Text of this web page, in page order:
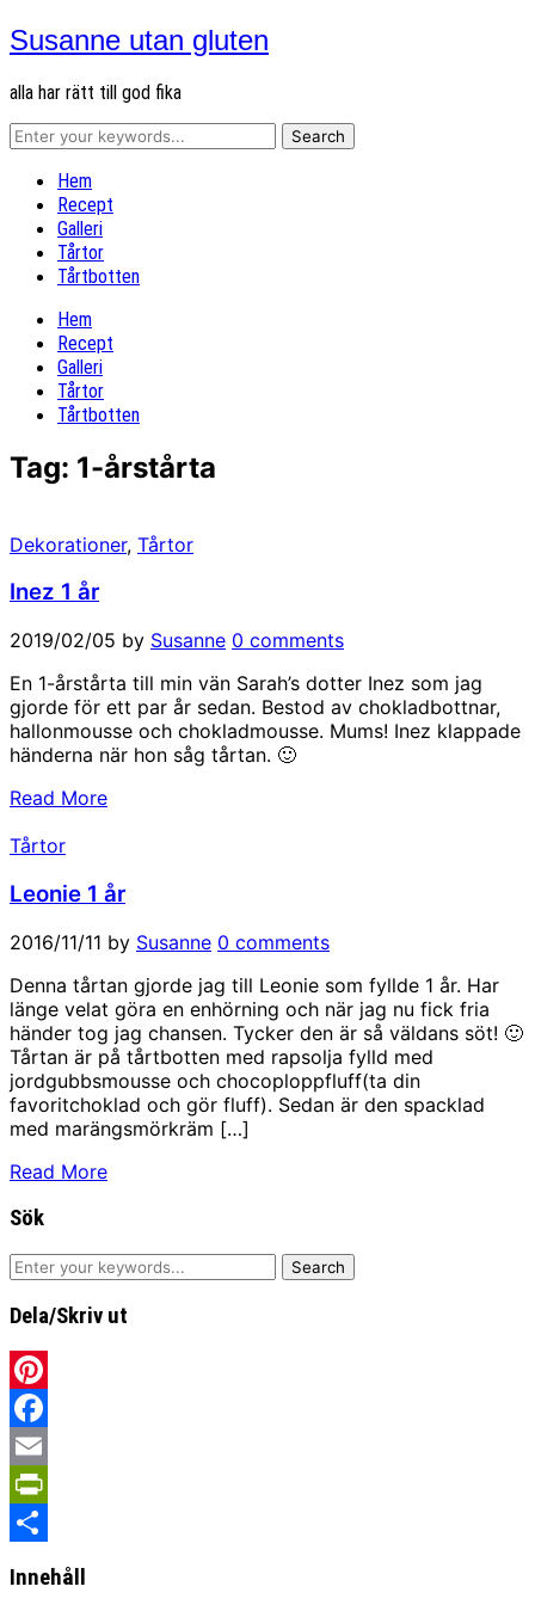
Susanne utan gluten
alla har rätt till god fika
Hem
Recept
Galleri
Tårtor
Tårtbotten
Hem
Recept
Galleri
Tårtor
Tårtbotten
Tag: 1-årstårta
Dekorationer, Tårtor
Inez 1 år
2019/02/05 by Susanne 0 comments
En 1-årstårta till min vän Sarah’s dotter Inez som jag
gjorde för ett par år sedan. Bestod av chokladbottnar,
hallonmousse och chokladmousse. Mums! Inez klappade
händerna när hon såg tårtan. 🙂
Read More
Tårtor
Leonie 1 år
2016/11/11 by Susanne 0 comments
Denna tårtan gjorde jag till Leonie som fyllde 1 år. Har
länge velat göra en enhörning och när jag nu fick fria
händer tog jag chansen. Tycker den är så väldans söt! 🙂
Tårtan är på tårtbotten med rapsolja fylld med
jordgubbsmousse och chocoploppfluff(ta din
favoritchoklad och gör fluff). Sedan är den spacklad
med marängsmörkräm […]
Read More
Sök
Dela/Skriv ut
Pinterest
Facebook
Email
PrintFriendly
Innehåll